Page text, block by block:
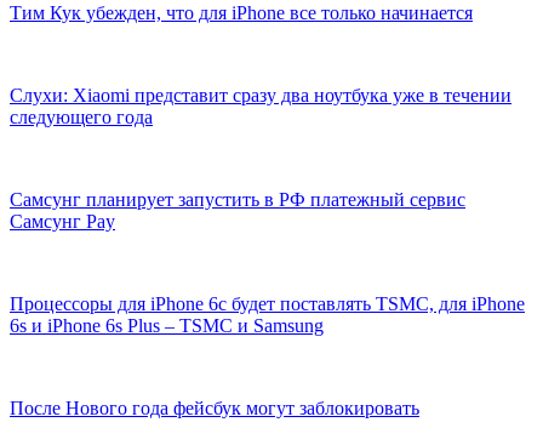
Тим Кук убежден, что для iPhone все только начинается
Слухи: Xiaomi представит сразу два ноутбука уже в течении
следующего года
Самсунг планирует запустить в РФ платежный сервис
Самсунг Pay
Процессоры для iPhone 6с будет поставлять TSMC, для iPhone
6s и iPhone 6s Plus – TSMC и Samsung
После Нового года фейсбук могут заблокировать